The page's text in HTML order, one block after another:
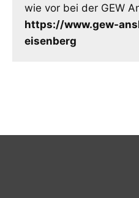
wie vor bei der GEW
https://www.gew-
eisenberg